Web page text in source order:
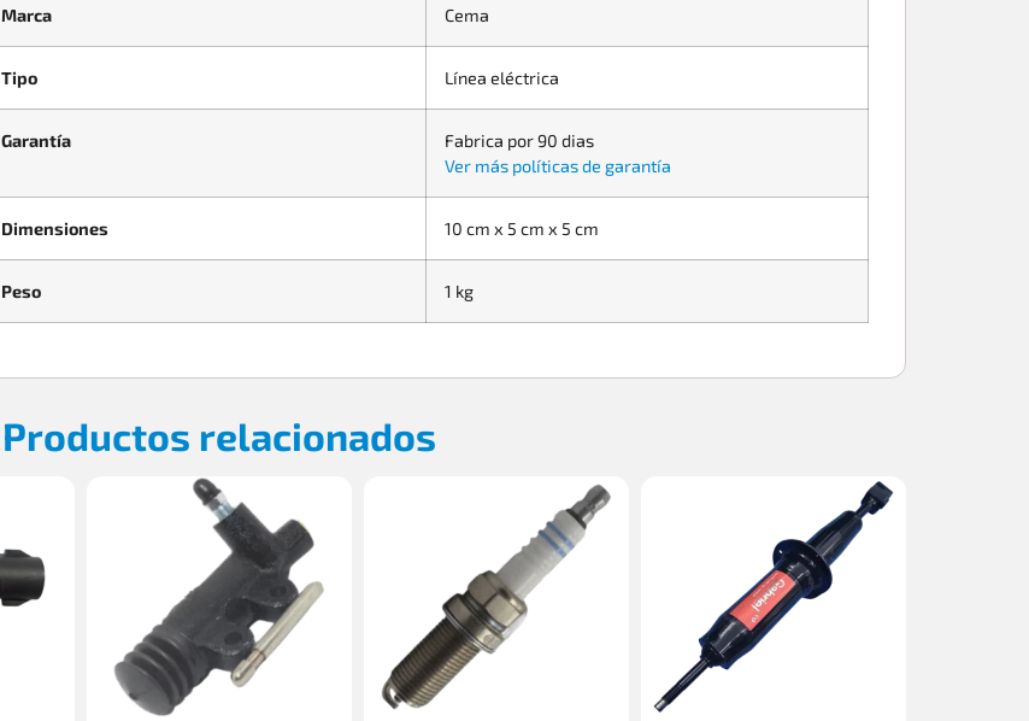
Marca Cema
Tipo Línea eléctrica
Garantía
Fabrica por 90 dias
Ver más políticas de garantía
Dimensiones 10 cm x 5 cm x 5 cm
Peso 1 kg
Productos relacionados